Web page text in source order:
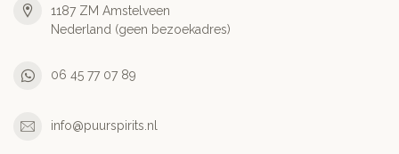
1187 ZM Amstelveen
Nederland (geen bezoekadres)
06 45 77 07 89
info@puurspirits.nl